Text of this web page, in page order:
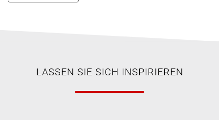
LASSEN SIE SICH INSPIRIEREN